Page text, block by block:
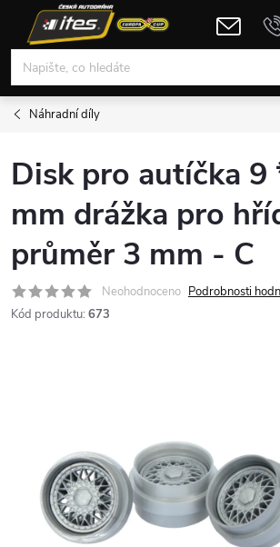
obsah
Náhradní díly
Disk pro autíčka 9
mm drážka pro
průměr 3 mm - C
Neohodnoceno Podrobnosti
Kód produktu: 673